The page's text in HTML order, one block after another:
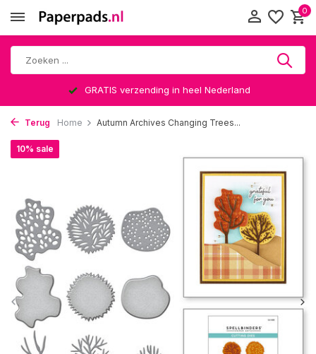
0
GRATIS verzending in heel Nederland
Terug Home Autumn Archives Changing Trees...
10% sale